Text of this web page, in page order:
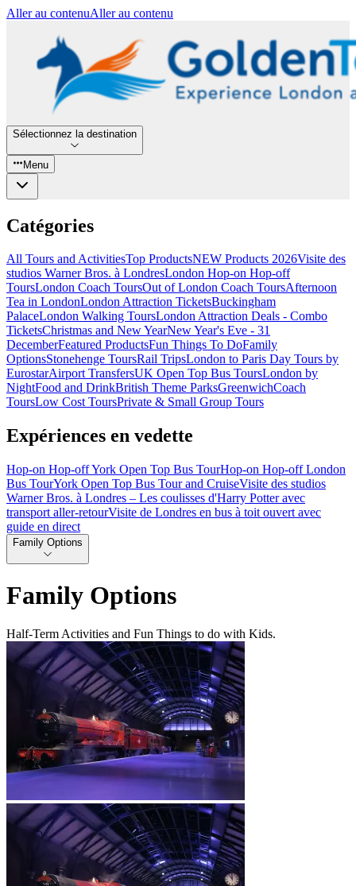
Aller au contenuAller au contenu
Sélectionnez la destination
Menu
Catégories
All Tours and ActivitiesTop ProductsNEW Products 2026Visite des
studios Warner Bros. à LondresLondon Hop-on Hop-off
ToursLondon Coach ToursOut of London Coach ToursAfternoon
Tea in LondonLondon Attraction TicketsBuckingham
PalaceLondon Walking ToursLondon Attraction Deals - Combo
TicketsChristmas and New YearNew Year's Eve - 31
DecemberFeatured ProductsFun Things To DoFamily
OptionsStonehenge ToursRail TripsLondon to Paris Day Tours by
EurostarAirport TransfersUK Open Top Bus ToursLondon by
NightFood and DrinkBritish Theme ParksGreenwichCoach
ToursLow Cost ToursPrivate & Small Group Tours
Expériences en vedette
Hop-on Hop-off York Open Top Bus TourHop-on Hop-off London
Bus TourYork Open Top Bus Tour and CruiseVisite des studios
Warner Bros. à Londres – Les coulisses d'Harry Potter avec
transport aller-retourVisite de Londres en bus à toit ouvert avec
guide en direct
Family Options
Family Options
Half-Term Activities and Fun Things to do with Kids.